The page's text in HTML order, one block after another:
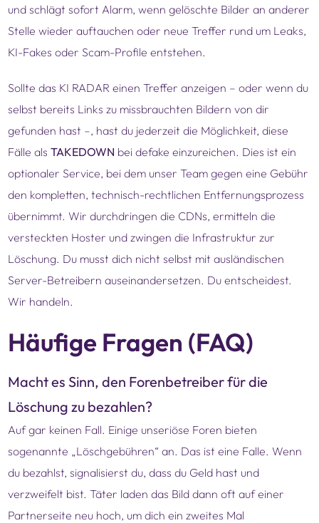
und schlägt sofort Alarm, wenn gelöschte Bilder an anderer
Stelle wieder auftauchen oder neue Treffer rund um Leaks,
KI-Fakes oder Scam-Profile entstehen.
Sollte das KI RADAR einen Treffer anzeigen – oder wenn du
selbst bereits Links zu missbrauchten Bildern von dir
gefunden hast –, hast du jederzeit die Möglichkeit, diese
Fälle alsTAKEDOWN bei defake einzureichen. Dies ist ein
optionaler Service, bei dem unser Team gegen eine Gebühr
den kompletten, technisch-rechtlichen Entfernungsprozess
übernimmt. Wir durchdringen die CDNs, ermitteln die
versteckten Hoster und zwingen die Infrastruktur zur
Löschung. Du musst dich nicht selbst mit ausländischen
Server-Betreibern auseinandersetzen. Du entscheidest.
Wir handeln.
Häufige Fragen (FAQ)
Macht es Sinn, den Forenbetreiber für die
Löschung zu bezahlen?
Auf gar keinen Fall. Einige unseriöse Foren bieten
sogenannte „Löschgebühren“ an. Das ist eine Falle. Wenn
du bezahlst, signalisierst du, dass du Geld hast und
verzweifelt bist. Täter laden das Bild dann oft auf einer
Partnerseite neu hoch, um dich ein zweites Mal